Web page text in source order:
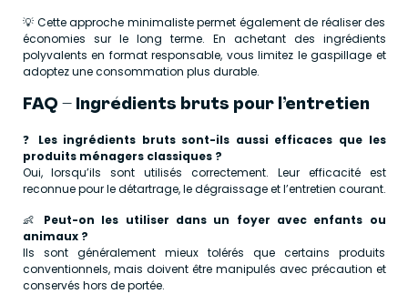
💡 Cette approche minimaliste permet également de réaliser des
économies sur le long terme. En achetant des ingrédients
polyvalents en format responsable, vous limitez le gaspillage et
adoptez une consommation plus durable.
FAQ – Ingrédients bruts pour l’entretien
❓ Les ingrédients bruts sont-ils aussi efficaces que les
produits ménagers classiques ?
Oui, lorsqu’ils sont utilisés correctement. Leur efficacité est
reconnue pour le détartrage, le dégraissage et l’entretien courant.
👶 Peut-on les utiliser dans un foyer avec enfants ou
animaux ?
Ils sont généralement mieux tolérés que certains produits
conventionnels, mais doivent être manipulés avec précaution et
conservés hors de portée.